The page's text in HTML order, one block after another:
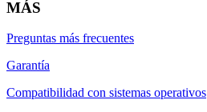
MÁS
Preguntas más frecuentes
Garantía
Compatibilidad con sistemas operativos